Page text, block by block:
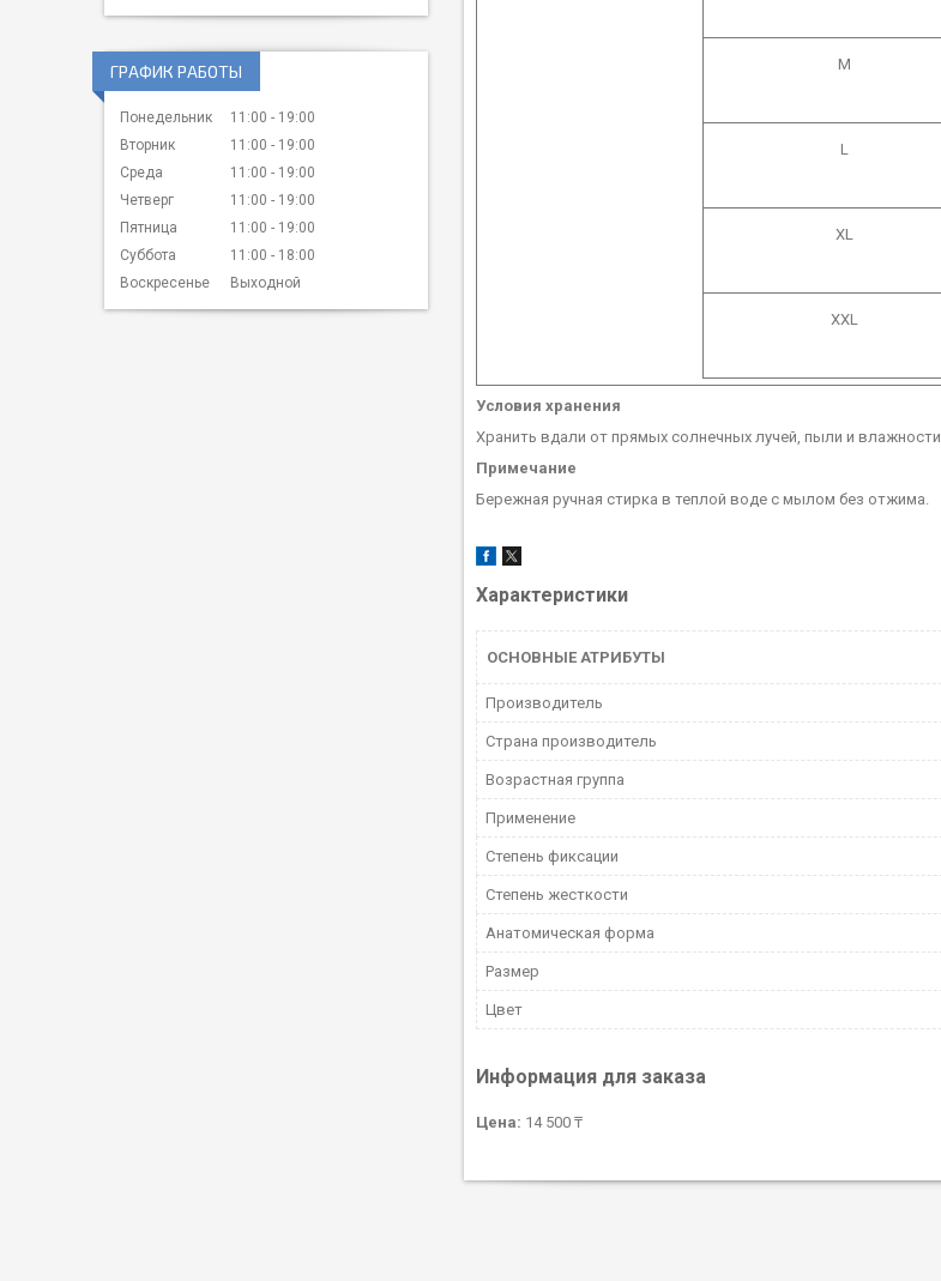
M
L
XL
XXL
Условия хранения
Хранить вдали от прямых солнечных лучей, пыли и влажности.
Примечание
Бережная ручная стирка в теплой воде с мылом без отжима.
Характеристики
ОСНОВНЫЕ АТРИБУТЫ
Производитель
Страна производитель
Возрастная группа
Применение
Степень фиксации
Степень жесткости
Анатомическая форма
Размер
Цвет
Информация для заказа
Цена: 14 500 ₸
ГРАФИК РАБОТЫ
Понедельник 11:00
19:00
Вторник
11:00
19:00
Среда
11:00
19:00
Четверг
11:00
19:00
Пятница
11:00
19:00
Суббота
11:00
18:00
Воскресенье
Выходной